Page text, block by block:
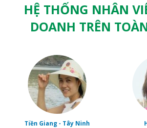
HỆ THỐNG NHÂN
DOANH TRÊN
Tiền Giang - Tây Ninh
Hồ